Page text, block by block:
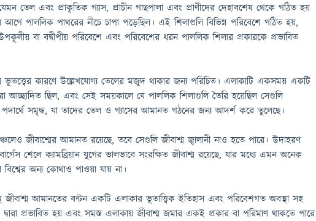
যেমন তেল এবং প্রাকৃতিক গ্যাস, প্রাচীন গাছপালা এবং প্রাণীদের দেহাবশেষ থেকে গঠিত হয়
পাললিক পাথরের নীচে চাপা পড়েছিল। এই শিলাগুলি বিভিন্ন পরিবেশে গঠিত হয়,
বা বদ্বীপীয় পরিবেশে এবং পরিবেশের ধরন পাললিক শিলার প্রকারকে প্রভাবিত
ভূতত্ত্বের কারণে উল্লেখযোগ্য তেলের মজুদ থাকার জন্য পরিচিত। এলাকাটি একসময় একটি
আচ্ছাদিত ছিল, এবং সেই সময়কালে যে পাললিক শিলাগুলি তৈরি হয়েছিল সেগুলি
পদার্থে সমৃদ্ধ, যা তাদের তেল ও গ্যাসের আমানত গঠনের জন্য আদর্শ করে তুলেছে।
জীবাশ্মের আমানত রয়েছে, তবে সেগুলি জীবাশ্ম জ্বালানী নাও হতে পারে। উদাহরণ
শেলে ক্যামব্রিয়ান যুগের ভালভাবে সংরক্ষিত জীবাশ্ম রয়েছে, যার মধ্যে এমন অনেক
বিশ্বের অন্য কোথাও পাওয়া যায় না।
জীবাশ্ম আমানতের বন্টন একটি এলাকার ভূতাত্ত্বিক ইতিহাস এবং পরিবেশগত অবস্থা সহ
প্রভাবিত হয় এবং সমস্ত এলাকায় জীবাশ্ম জমার একই প্রকার বা পরিমাণ থাকতে পারে